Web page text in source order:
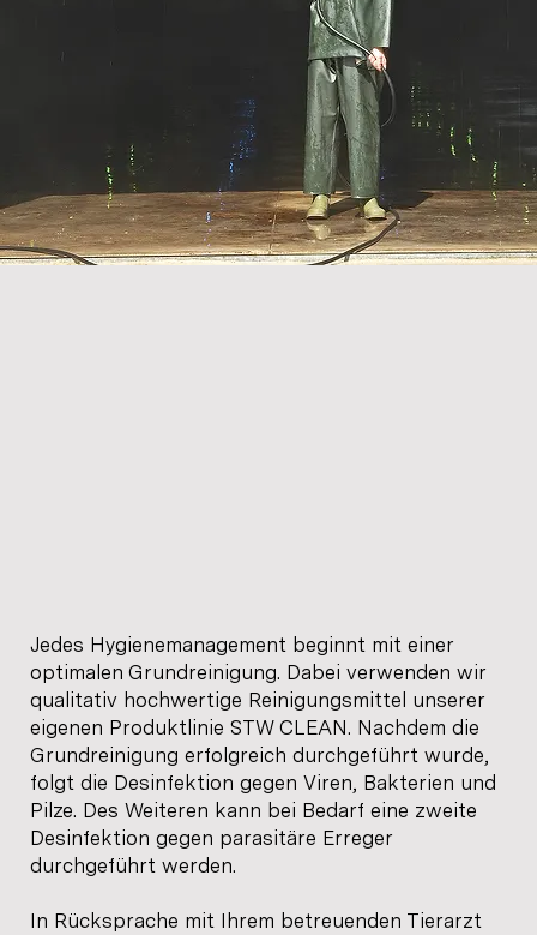
Jedes Hygienemanagement beginnt mit einer
optimalen Grundreinigung. Dabei verwenden wir
qualitativ hochwertige Reinigungsmittel unserer
eigenen Produktlinie STW CLEAN. Nachdem die
Grundreinigung erfolgreich durchgeführt wurde,
folgt die Desinfektion gegen Viren, Bakterien und
Pilze. Des Weiteren kann bei Bedarf eine zweite
Desinfektion gegen parasitäre Erreger
durchgeführt werden.
In Rücksprache mit Ihrem betreuenden Tierarzt